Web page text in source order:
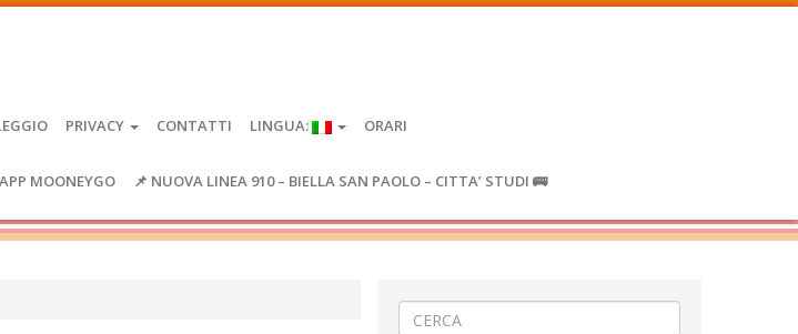
PRIVACY CONTATTI LINGUA: ORARI
MOONEYGO 📌 NUOVA LINEA 910 – BIELLA SAN PAOLO – CITTA’ STUDI 🚌